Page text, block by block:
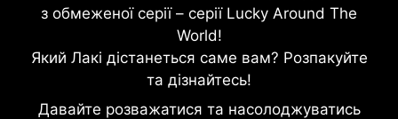
з обмеженої серії – серії Lucky Around The
World!
Який Лакі дістанеться саме вам? Розпакуйте
та дізнайтесь!
Давайте розважатися та насолоджуватись